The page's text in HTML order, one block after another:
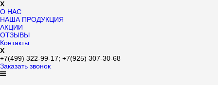
X
О НАС
НАША ПРОДУКЦИЯ
АКЦИИ
ОТЗЫВЫ
Контакты
X
+7(499) 322-99-17; +7(925) 307-30-68
Заказать звонок